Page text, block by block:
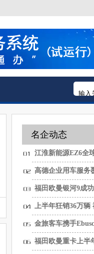
名企动态
江淮新能源EZ6全
大...
高德企业用车服务
福田欧曼银河9成
上半年狂销36万辆
金旅客车携手
纯...
福田欧曼重卡上半